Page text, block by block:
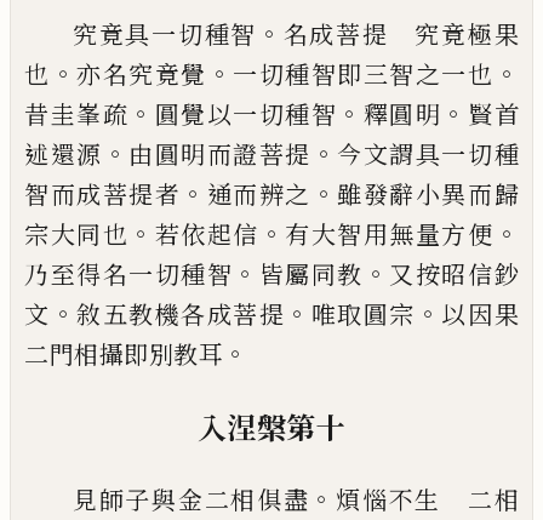
究竟具一切種智 。 名成菩提 究竟極果
也 。亦名究竟覺 。 一切種智即三智之一也 。
昔圭峯疏 。 圓覺以一切種智 。 釋圓明 。 賢首
述還源 。 由圓明而證菩提 。 今文謂具一切種
智而成菩提者 。 通而辨之 。雖發辭小異而歸
宗大同也 。 若依起信 。 有大智用無量方便 。
乃至得名一切種智 。 皆屬同教 。 又按昭信鈔
文 。敘五教機各成菩提 。 唯取圓宗 。 以因果
二門相攝即別教耳 。
入涅槃第十
見師子與金二相俱盡 。 煩惱不生 二相